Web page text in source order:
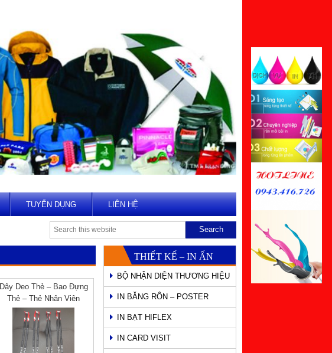
TUYỂN DỤNG LIÊN HỆ
Dây Deo Thẻ – Bao Đựng
Thẻ – Thẻ Nhân Viên
THIẾT KẾ – IN ẤN
BỘ NHẬN DIỆN THƯƠNG HIỆU
IN BĂNG RÔN – POSTER
IN BẠT HIFLEX
IN CARD VISIT